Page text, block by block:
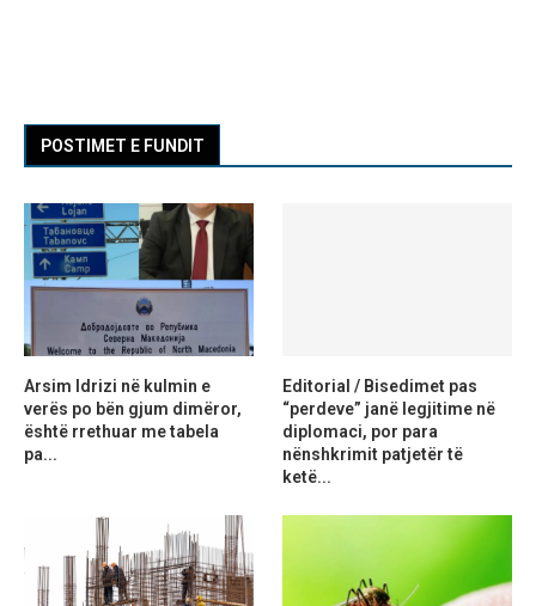
POSTIMET E FUNDIT
Arsim Idrizi në kulmin e
verës po bën gjum dimëror,
është rrethuar me tabela
pa...
Editorial / Bisedimet pas
“perdeve” janë legjitime në
diplomaci, por para
nënshkrimit patjetër të
ketë...